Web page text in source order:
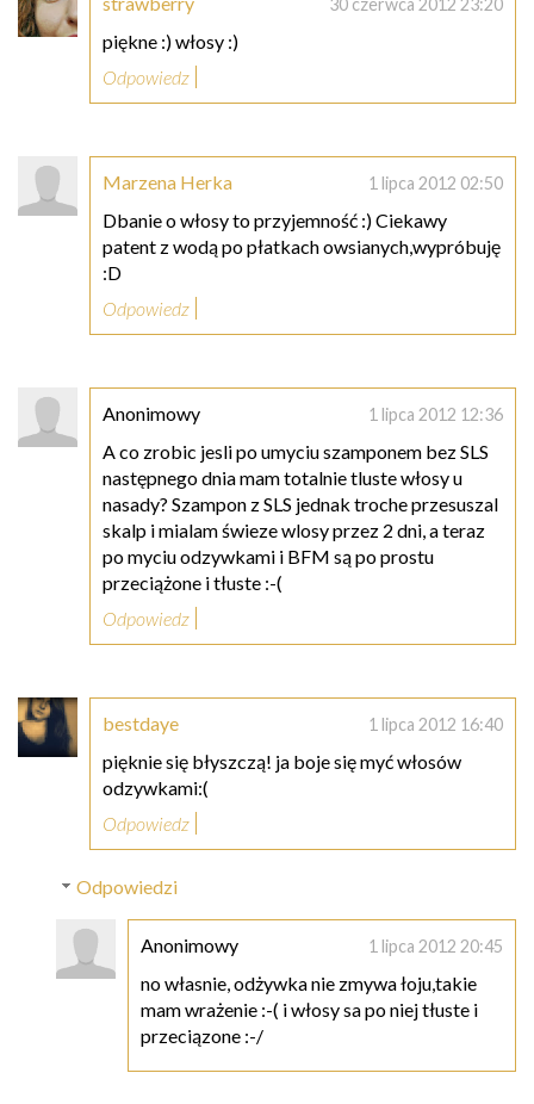
30 czerwca 2012 23:20
piękne :) włosy :)
Odpowiedz
Marzena Herka 1 lipca 2012 02:50
Dbanie o włosy to przyjemność :) Ciekawy
patent z wodą po płatkach owsianych,wypróbuję
:D
Odpowiedz
Anonimowy 1 lipca 2012 12:36
A co zrobic jesli po umyciu szamponem bez SLS
następnego dnia mam totalnie tluste włosy u
nasady? Szampon z SLS jednak troche przesuszal
skalp i mialam świeze wlosy przez 2 dni, a teraz
po myciu odzywkami i BFM są po prostu
przeciążone i tłuste :-(
Odpowiedz
bestdaye 1 lipca 2012 16:40
pięknie się błyszczą! ja boje się myć włosów
odzywkami:(
Odpowiedz
Odpowiedzi
Anonimowy 1 lipca 2012 20:45
no własnie, odżywka nie zmywa łoju,takie
mam wrażenie :-( i włosy sa po niej tłuste i
przeciązone :-/